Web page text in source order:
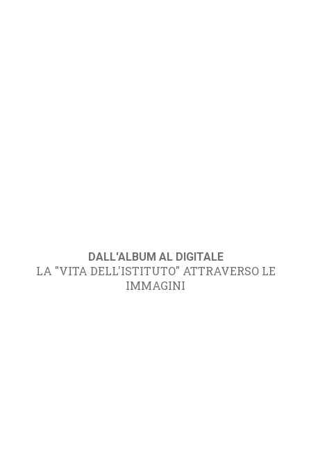
DALL'ALBUM AL DIGITALE
LA "VITA DELL'ISTITUTO" ATTRAVERSO LE
IMMAGINI